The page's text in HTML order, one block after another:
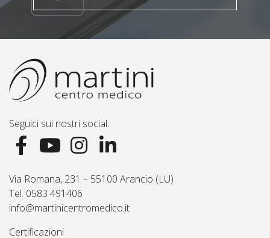
Seguici sui nostri social:
Via Romana, 231 – 55100 Arancio (LU)
Tel. 0583 491406
info@martinicentromedico.it
Certificazioni